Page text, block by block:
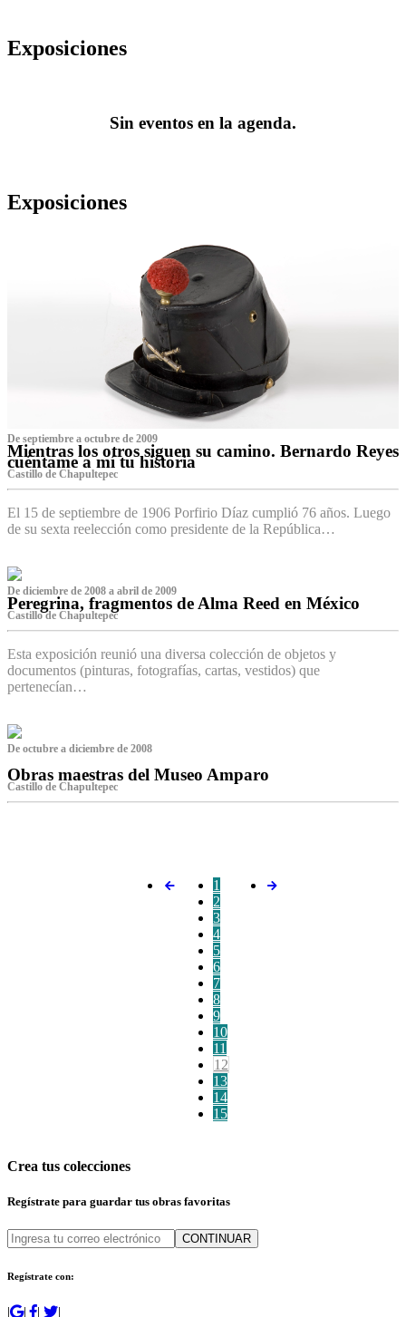
Exposiciones
Sin eventos en la agenda.
Exposiciones
De septiembre a octubre de 2009
Mientras los otros siguen su camino. Bernardo Reyes
cuéntame a mí tu historia
Castillo de Chapultepec
El 15 de septiembre de 1906 Porfirio Díaz cumplió 76 años. Luego
de su sexta reelección como presidente de la República…
De diciembre de 2008 a abril de 2009
Peregrina, fragmentos de Alma Reed en México
Castillo de Chapultepec
Esta exposición reunió una diversa colección de objetos y
documentos (pinturas, fotografías, cartas, vestidos) que
pertenecían…
De octubre a diciembre de 2008
Obras maestras del Museo Amparo
Castillo de Chapultepec
1
2
3
4
5
6
7
8
9
10
11
12
13
14
15
Crea tus colecciones
Regístrate para guardar tus obras favoritas
CONTINUAR
Regístrate con:
| | | |